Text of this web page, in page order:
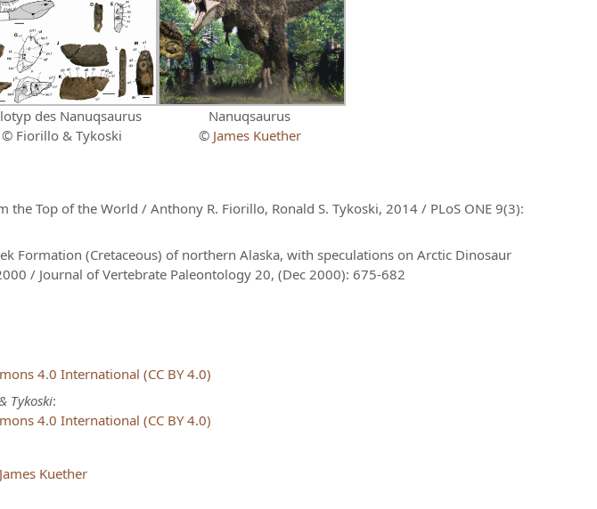
des Nanuqsaurus
© Fiorillo & Tykoski
Nanuqsaurus
© James Kuether
Top of the World / Anthony R. Fiorillo, Ronald S. Tykoski, 2014 / PLoS ONE 9(3):
Formation (Cretaceous) of northern Alaska, with speculations on Arctic Dinosaur
/ Journal of Vertebrate Paleontology 20, (Dec 2000): 675-682
4.0 International (CC BY 4.0)
Tykoski:
4.0 International (CC BY 4.0)
James Kuether